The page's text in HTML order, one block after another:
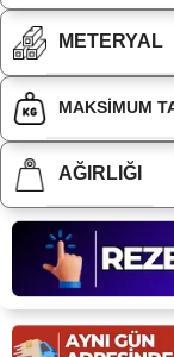
METERYAL
MAKSIMUM
AĞIRLIĞI